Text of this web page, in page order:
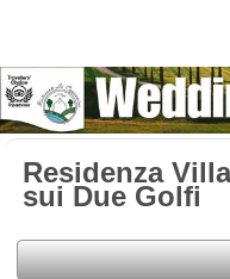
Residenza
sui Due Golfi